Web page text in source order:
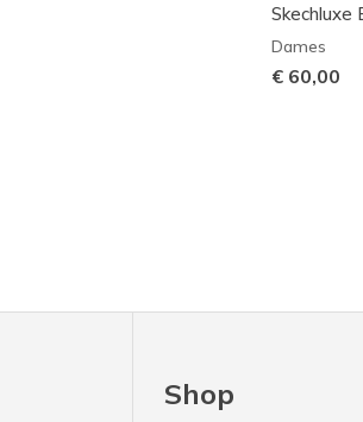
Skechluxe
Dames
€ 60,00
Shop